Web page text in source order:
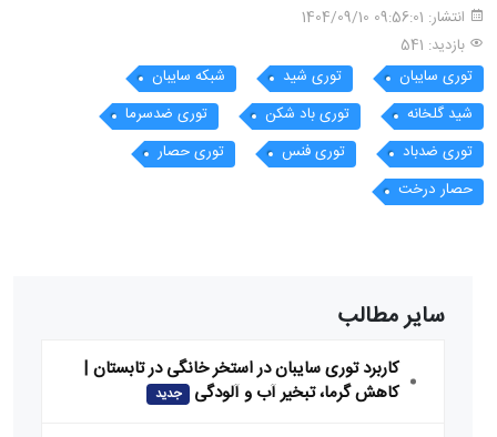
انتشار: 09:56:01 1404/09/10
بازدید: 541
توری سایبان
توری شید
شبکه سایبان
شید گلخانه
توری باد شکن
توری ضدسرما
توری ضدباد
توری فنس
توری حصار
حصار درخت
سایر مطالب
کاربرد توری سایبان در استخر خانگی در تابستان |
کاهش گرما، تبخیر آب و آلودگی
جدید